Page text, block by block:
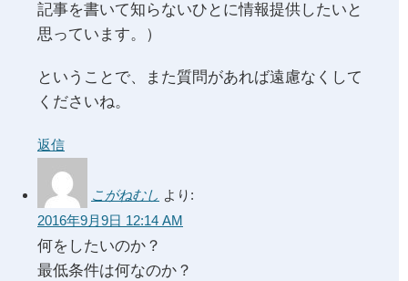
記事を書いて知らないひとに情報提供したいと
思っています。）
ということで、また質問があれば遠慮なくして
くださいね。
返信
こがねむし より:
2016年9月9日 12:14 AM
何をしたいのか？
最低条件は何なのか？